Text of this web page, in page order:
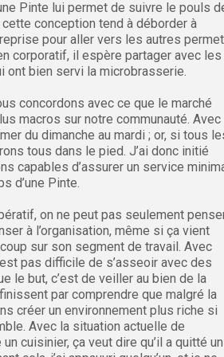
Pinte lui permet de suivre le pouls
conception tend à déborder à
pour aller vers les autres permet
corporatif, il espère partager avec les
ont bien servi la microbrasserie.
concordons avec ce que le marché
macros sur notre communauté. Avec
du dimanche au mardi ; or, si tous
tous dans le pied. J’ai donc initié
capables d’assurer un service
d’une Pinte.
on ne peut pas seulement
à l’organisation, même si ça vient
sur son segment de travail. Avec
pas difficile de s’asseoir avec des
le but, c’est de veiller au bien de la
par comprendre que malgré la
créer un environnement plus riche si
Avec la situation actuelle de
un cuisinier, ça veut dire qu’il a quitté un